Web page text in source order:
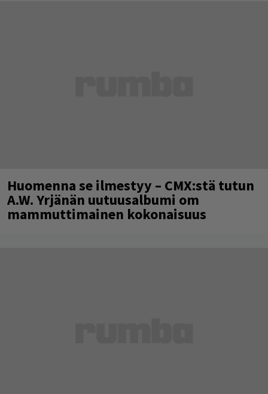
Huomenna se ilmestyy – CMX:stä tutun
A.W. Yrjänän uutuusalbumi om
mammuttimainen kokonaisuus